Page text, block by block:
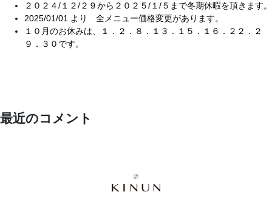
２０２４/１２/２９から２０２５/１/５まで冬期休暇を頂きます。
2025/01/01 より 全メニュー価格変更があります。
１０月のお休みは、１．２．８．１３．１５．１６．２２．２
９．３０です。
最近のコメント